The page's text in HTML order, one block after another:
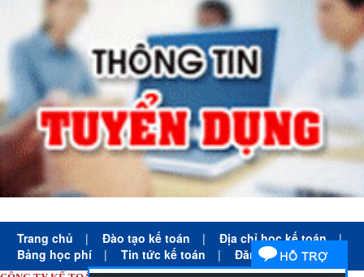
Trang chủ | Đào tạo kế toán | Địa chỉ học kế toán
|
Bảng học phí
| Tin tức kế toán | Đăng ký học